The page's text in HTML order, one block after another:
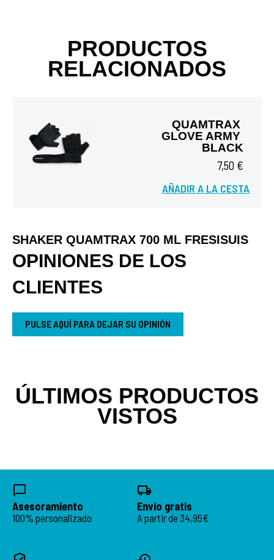
PRODUCTOS
RELACIONADOS
QUAMTRAX
GLOVE ARMY
BLACK
7,50 €
AÑADIR A LA CESTA
SHAKER QUAMTRAX 700 ML FRESISUIS
OPINIONES DE LOS
CLIENTES
PULSE AQUÍ PARA DEJAR SU OPINIÓN
ÚLTIMOS PRODUCTOS
VISTOS
Asesoramiento
100% personalizado
Envío gratis
A partir de 34,95€